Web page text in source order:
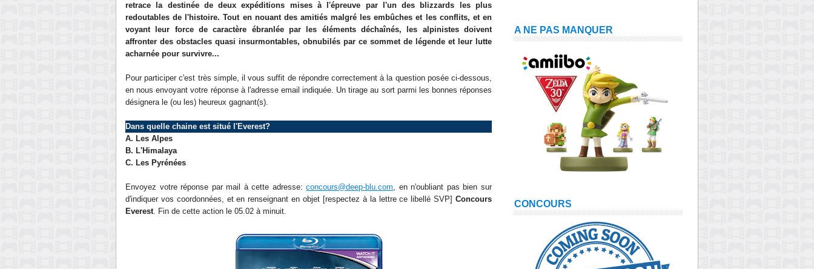
retrace la destinée de deux expéditions mises à l'épreuve par l'un des blizzards les plus
redoutables de l'histoire. Tout en nouant des amitiés malgré les embûches et les conflits, et en
voyant leur force de caractère ébranlée par les éléments déchaînés, les alpinistes doivent
affronter des obstacles quasi insurmontables, obnubilés par ce sommet de légende et leur lutte
acharnée pour survivre...
Pour participer c'est très simple, il vous suffit de répondre correctement à la question posée ci-dessous,
en nous envoyant votre réponse à l'adresse email indiquée. Un tirage au sort parmi les bonnes réponses
désignera le (ou les) heureux gagnant(s).
Dans quelle chaine est situé l'Everest?
A. Les Alpes
B. L'Himalaya
C. Les Pyrénées
Envoyez votre réponse par mail à cette adresse:concours@deep-blu.com, en n'oubliant pas bien sur
d'indiquer vos coordonnées, et en renseignant en objet [respectez à la lettre ce libellé SVP] Concours
Everest. Fin de cette action le 05.02 à minuit.
A NE PAS MANQUER
CONCOURS